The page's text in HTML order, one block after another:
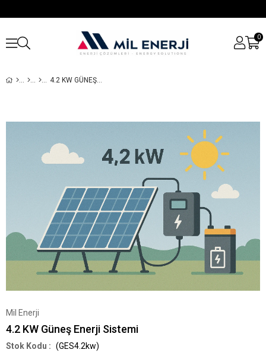
0
4.2 KW GÜNEŞ ENERJI SISTEMI
Mil Enerji
4.2 KW Güneş Enerji Sistemi
(GES4.2kw)